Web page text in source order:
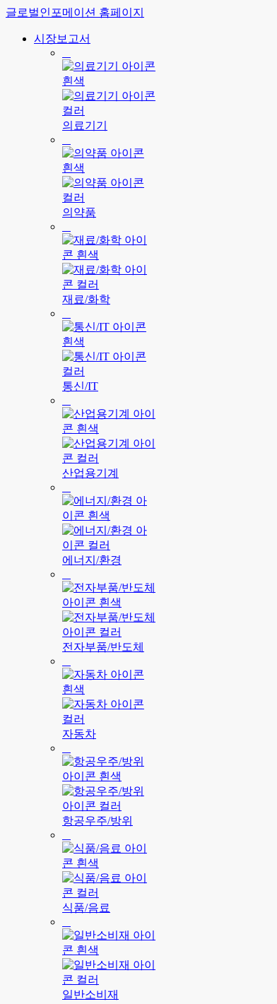
글로벌인포메이션 홈페이지
시장보고서
의료기기
의약품
재료/화학
통신/IT
산업용기계
에너지/환경
전자부품/반도체
자동차
항공우주/방위
식품/음료
일반소비재